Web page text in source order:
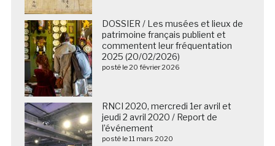
DOSSIER / Les musées et lieux de
patrimoine français publient et
commentent leur fréquentation
2025 (20/02/2026)
posté le 20 février 2026
RNCI 2020, mercredi 1er avril et
jeudi 2 avril 2020 / Report de
l’événement
posté le 11 mars 2020